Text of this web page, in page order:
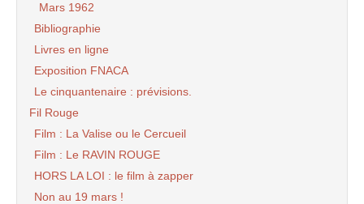
Mars 1962
Bibliographie
Livres en ligne
Exposition FNACA
Le cinquantenaire : prévisions.
Fil Rouge
Film : La Valise ou le Cercueil
Film : Le RAVIN ROUGE
HORS LA LOI : le film à zapper
Non au 19 mars !